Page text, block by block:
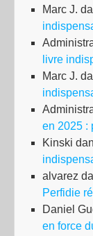
Marc J.
livre
Marc J.
en 2025 :
Kinski
alvarez
Perfidie
Daniel
en force